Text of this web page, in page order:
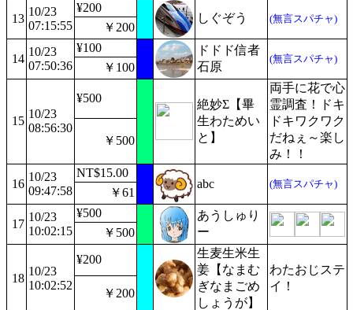
13
10/23
07:15:55
¥200
しぐぞう (無言スパチャ)
￥200
14
10/23
07:50:36
¥100
ドドド信者
石原
(無言スパチャ)
￥100
15
10/23
08:56:30
¥500
絶妙Σ【畢
生わためい
と】
両手に花で心
霊調査！ドキ
ドキワクワク
だねぇ～楽し
み！！
￥500
16
10/23
09:47:58
NT$15.00
abc
(無言スパチャ)
￥61
17
10/23
10:02:15
¥500
あうしゅり
ー
￥500
18
10/23
10:02:52
¥200
生麦生米生
姜【なまむ
ぎなまごめ
しょうが】
わたおじステ
イ！
￥200